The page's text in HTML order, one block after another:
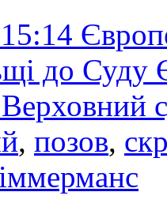
до Суду
, позов,